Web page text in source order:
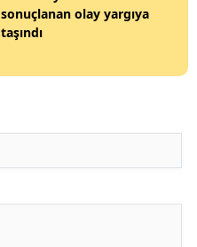
sonuçlanan olay yargıya
taşındı